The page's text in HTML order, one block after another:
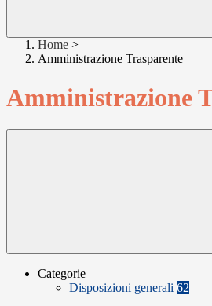
Home >
Amministrazione Trasparente
Amministrazione
Categorie
Disposizioni generali 62